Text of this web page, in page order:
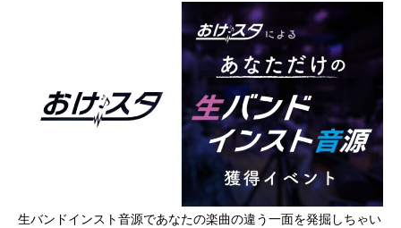
生バンドインスト音源であなたの楽曲の違う一面を発掘しちゃい